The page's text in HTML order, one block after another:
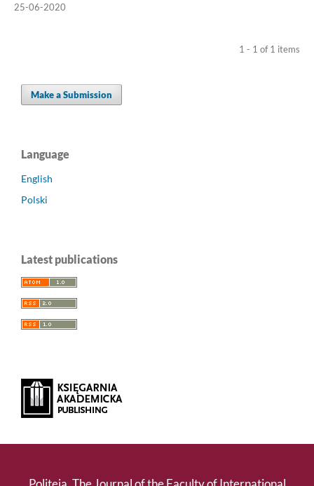
25-06-2020
1 - 1 of 1 items
Make a Submission
Language
English
Polski
Latest publications